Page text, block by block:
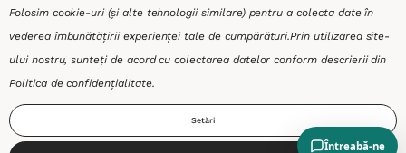
Folosim cookie-uri (și alte tehnologii similare) pentru a colecta date în
vederea îmbunătățirii experienței tale de cumpărături.Prin utilizarea site-
ului nostru, sunteți de acord cu colectarea datelor conform descrierii din
Politica de confidențialitate.
Setări